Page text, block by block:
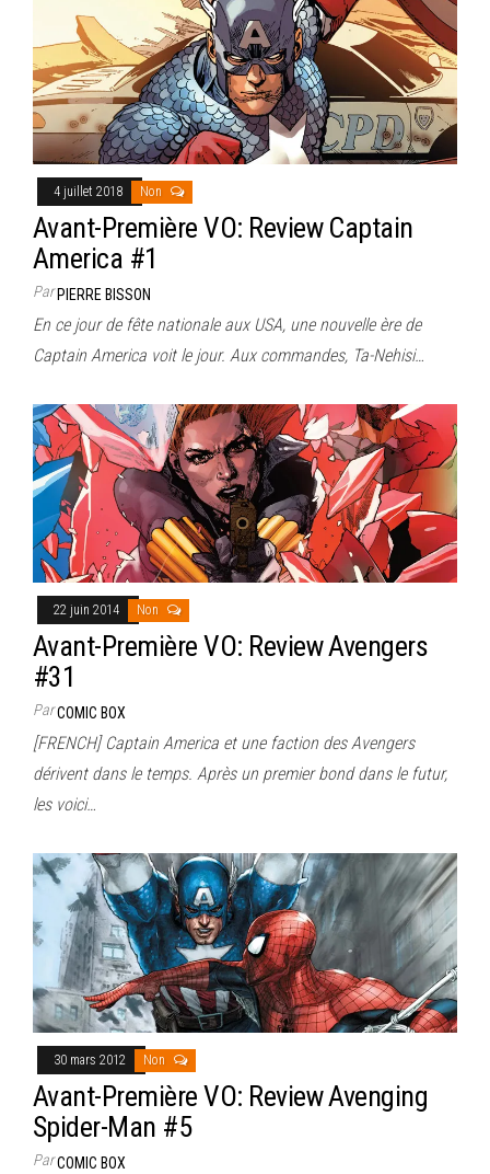
4 juillet 2018 Non
Avant-Première VO: Review Captain
America #1
ParPIERRE BISSON
En ce jour de fête nationale aux USA, une nouvelle ère de
Captain America voit le jour. Aux commandes, Ta-Nehisi…
22 juin 2014 Non
Avant-Première VO: Review Avengers
#31
ParCOMIC BOX
[FRENCH] Captain America et une faction des Avengers
dérivent dans le temps. Après un premier bond dans le futur,
les voici…
30 mars 2012 Non
Avant-Première VO: Review Avenging
Spider-Man #5
ParCOMIC BOX